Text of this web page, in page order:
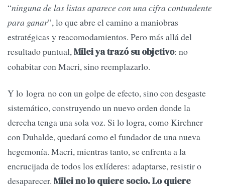
“ninguna de las listas aparece con una cifra contundente
para ganar”, lo que abre el camino a maniobras
estratégicas y reacomodamientos. Pero más allá del
resultado puntual,Milei ya trazó su objetivo: no
cohabitar con Macri, sino reemplazarlo.
Y lo logra no con un golpe de efecto, sino con desgaste
sistemático, construyendo un nuevo orden donde la
derecha tenga una sola voz. Si lo logra, como Kirchner
con Duhalde, quedará como el fundador de una nueva
hegemonía. Macri, mientras tanto, se enfrenta a la
encrucijada de todos los exlíderes: adaptarse, resistir o
desaparecer. Milei no lo quiere socio. Lo quiere